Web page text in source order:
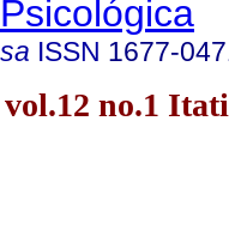
ISSN 1677-
no.1